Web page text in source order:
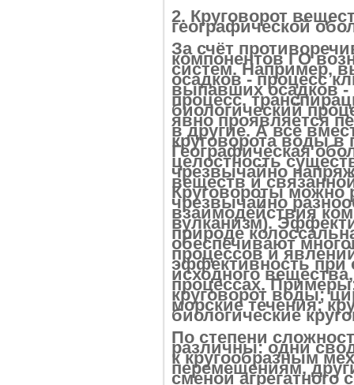
2. Круговорот
географической
За счёт
компонентов ГО
систем. Например,
осадков - процесс
выпавших осадков -
процесс,
биологический
явно проявляется
в другие. А всё
круговорота воды в
Географическая
целостность
чрезвычайно
веществ и
Круговороты можно
чрезвычайно
взаимодействия
вулканизм).
природе
обеспечивают
процессов и
эффективность при
исходного
процессах.
круговорот воды;
морские течения;
биологические
По степени
различны: одни
к кругообразным
перемещениям,
сменой агрегатного